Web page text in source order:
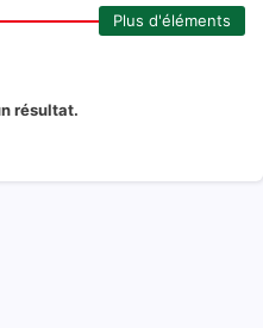
Plus d'éléments
résultat.